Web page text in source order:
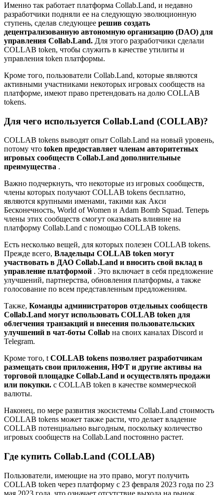
Именно так работает платформа Collab.Land, и недавно
разработчики подняли ее на следующую эволюционную
ступень, сделав следующее решив создать
децентрализованную автономную организацию (DAO) для
управления Collab.Land. Для этого разработчики сделали
COLLAB token, чтобы служить в качестве утилиты и
управления token платформы.
Кроме того, пользователи Collab.Land, которые являются
активными участниками некоторых игровых сообществ на
платформе, имеют право претендовать на долю COLLAB
tokens.
Для чего используется Collab.Land (COLLAB)?
COLLAB tokens выводят опыт Collab.Land на новый уровень,
потому что token предоставляет членам авторитетных
игровых сообществ Collab.Land дополнительные
преимущества .
Важно подчеркнуть, что некоторые из игровых сообществ,
члены которых получают COLLAB tokens бесплатно,
являются крупными именами, такими как Акси
Бесконечность, World of Women и Adam Bomb Squad. Теперь
члены этих сообществ смогут оказывать влияние на
платформу Collab.Land с помощью COLLAB tokens.
Есть несколько вещей, для которых полезен COLLAB tokens.
Прежде всего, Владельцы COLLAB token могут
участвовать в ДАО Collab.Land и вносить свой вклад в
управление платформой . Это включает в себя предложение
улучшений, партнерства, обновления платформы, а также
голосование по всем представленным предложениям.
Также, Команды администраторов отдельных сообществ
Collab.Land могут использовать COLLAB token для
облегчения транзакций и внесения пользовательских
улучшений в чат-боты Collab на своих каналах Discord и
Telegram.
Кроме того, t COLLAB tokens позволяет разработчикам
размещать свои приложения, НФТ и другие активы на
торговой площадке Collab.Land и осуществлять продажи
или покупки. с COLLAB token в качестве коммерческой
валюты.
Наконец, по мере развития экосистемы Collab.Land стоимость
COLLAB tokens может также расти, что делает владение
COLLAB потенциально выгодным, поскольку количество
игровых сообществ на Collab.Land постоянно растет.
Где купить Collab.Land (COLLAB)
Пользователи, имеющие на это право, могут получить
COLLAB token через платформу с 23 февраля 2023 года по 23
мая 2023 года, что означает отсутствие выхода на рынок.